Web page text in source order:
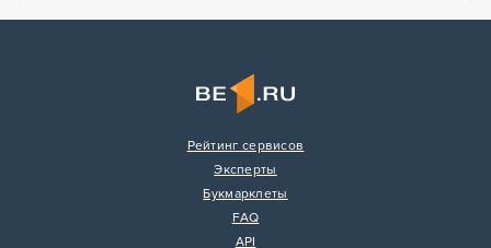
Рейтинг сервисов
Эксперты
Букмарклеты
FAQ
API